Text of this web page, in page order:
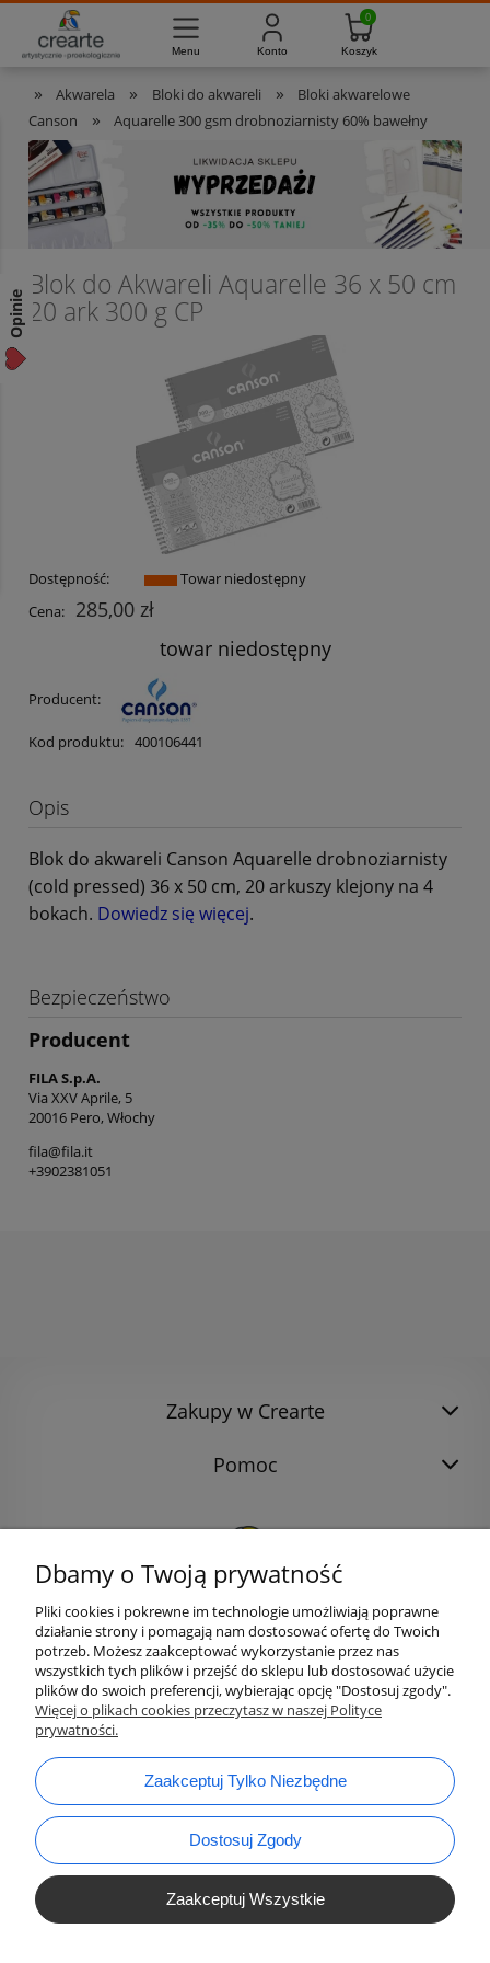
» Akwarela » Bloki do akwareli »
Bloki akwarelowe
Canson
» Aquarelle 300 gsm drobnoziarnisty 60% bawełny
Blok do Akwareli Aquarelle 36 x 50 cm
20 ark 300 g CP
Dostępność:
Towar niedostępny
Cena:
285,00 zł
towar niedostępny
Producent:
Kod produktu: 400106441
Opis
Blok do akwareli Canson Aquarelle drobnoziarnisty
(cold pressed) 36 x 50 cm, 20 arkuszy klejony na 4
bokach. Dowiedz się więcej.
Bezpieczeństwo
Producent
FILA S.p.A.
Via XXV Aprile, 5
20016 Pero, Włochy
fila@fila.it
+3902381051
Zakupy w Crearte
Pomoc
email:bok@ArtykulyDlaPlastykow.pl
Masz pytania? 733-012-789 Pon. - Pt. 8:00 - 16:00
Dbamy o Twoją prywatność
Pliki cookies i pokrewne im technologie umożliwiają poprawne
działanie strony i pomagają nam dostosować ofertę do Twoich
potrzeb. Możesz zaakceptować wykorzystanie przez nas
wszystkich tych plików i przejść do sklepu lub dostosować użycie
plików do swoich preferencji, wybierając opcję "Dostosuj zgody".
Więcej o plikach cookies przeczytasz w naszej Polityce
prywatności.
Zaakceptuj Tylko Niezbędne
Dostosuj Zgody
Zaakceptuj Wszystkie
Opinie